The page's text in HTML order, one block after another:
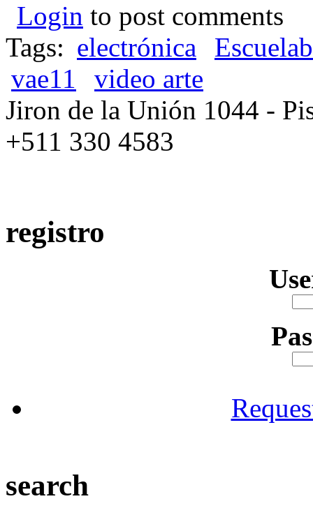
Login to post comments
Tags: electrónica
vae11
video arte
Jiron de la Unión 1044 -
+511 330 4583
registro
search